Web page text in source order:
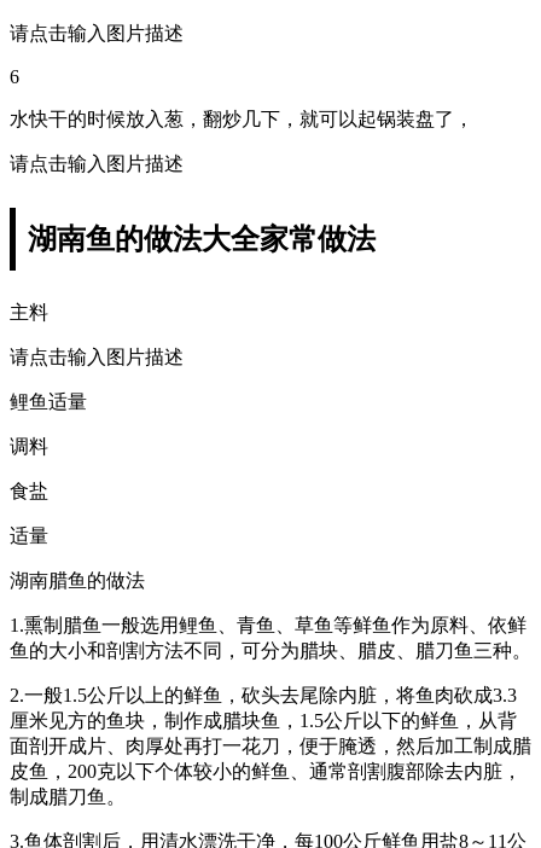
请点击输入图片描述
6
水快干的时候放入葱，翻炒几下，就可以起锅装盘了，
请点击输入图片描述
湖南鱼的做法大全家常做法
主料
请点击输入图片描述
鲤鱼适量
调料
食盐
适量
湖南腊鱼的做法
1.熏制腊鱼一般选用鲤鱼、青鱼、草鱼等鲜鱼作为原料、依鲜
鱼的大小和剖割方法不同，可分为腊块、腊皮、腊刀鱼三种。
2.一般1.5公斤以上的鲜鱼，砍头去尾除内脏，将鱼肉砍成3.3
厘米见方的鱼块，制作成腊块鱼，1.5公斤以下的鲜鱼，从背
面剖开成片、肉厚处再打一花刀，便于腌透，然后加工制成腊
皮鱼，200克以下个体较小的鲜鱼、通常剖割腹部除去内脏，
制成腊刀鱼。
3.鱼体剖割后，用清水漂洗干净，每100公斤鲜鱼用盐8～11公